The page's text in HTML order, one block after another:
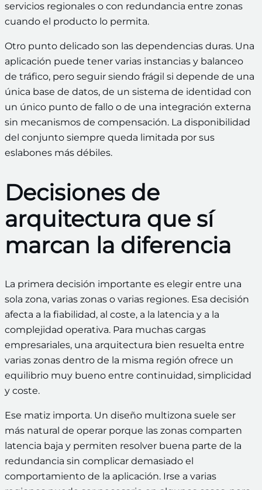
servicios regionales o con redundancia entre zonas
cuando el producto lo permita.
Otro punto delicado son las dependencias duras. Una
aplicación puede tener varias instancias y balanceo
de tráfico, pero seguir siendo frágil si depende de una
única base de datos, de un sistema de identidad con
un único punto de fallo o de una integración externa
sin mecanismos de compensación. La disponibilidad
del conjunto siempre queda limitada por sus
eslabones más débiles.
Decisiones de
arquitectura que sí
marcan la diferencia
La primera decisión importante es elegir entre una
sola zona, varias zonas o varias regiones. Esa decisión
afecta a la fiabilidad, al coste, a la latencia y a la
complejidad operativa. Para muchas cargas
empresariales, una arquitectura bien resuelta entre
varias zonas dentro de la misma región ofrece un
equilibrio muy bueno entre continuidad, simplicidad
y coste.
Ese matiz importa. Un diseño multizona suele ser
más natural de operar porque las zonas comparten
latencia baja y permiten resolver buena parte de la
redundancia sin complicar demasiado el
comportamiento de la aplicación. Irse a varias